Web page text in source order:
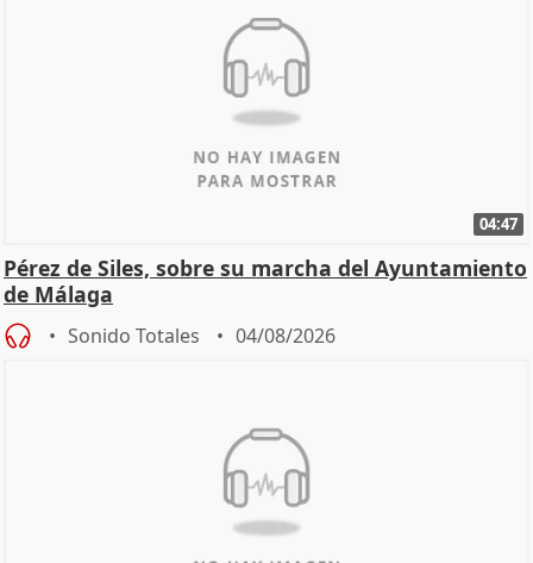
04:47
Pérez de Siles, sobre su marcha del Ayuntamiento
de Málaga
Sonido Totales 04/08/2026